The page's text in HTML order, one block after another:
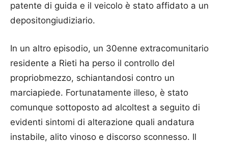
patente di guida e il veicolo è stato affidato a un
depositongiudiziario.
In un altro episodio, un 30enne extracomunitario
residente a Rieti ha perso il controllo del
propriobmezzo, schiantandosi contro un
marciapiede. Fortunatamente illeso, è stato
comunque sottoposto ad alcoltest a seguito di
evidenti sintomi di alterazione quali andatura
instabile, alito vinoso e discorso sconnesso. Il